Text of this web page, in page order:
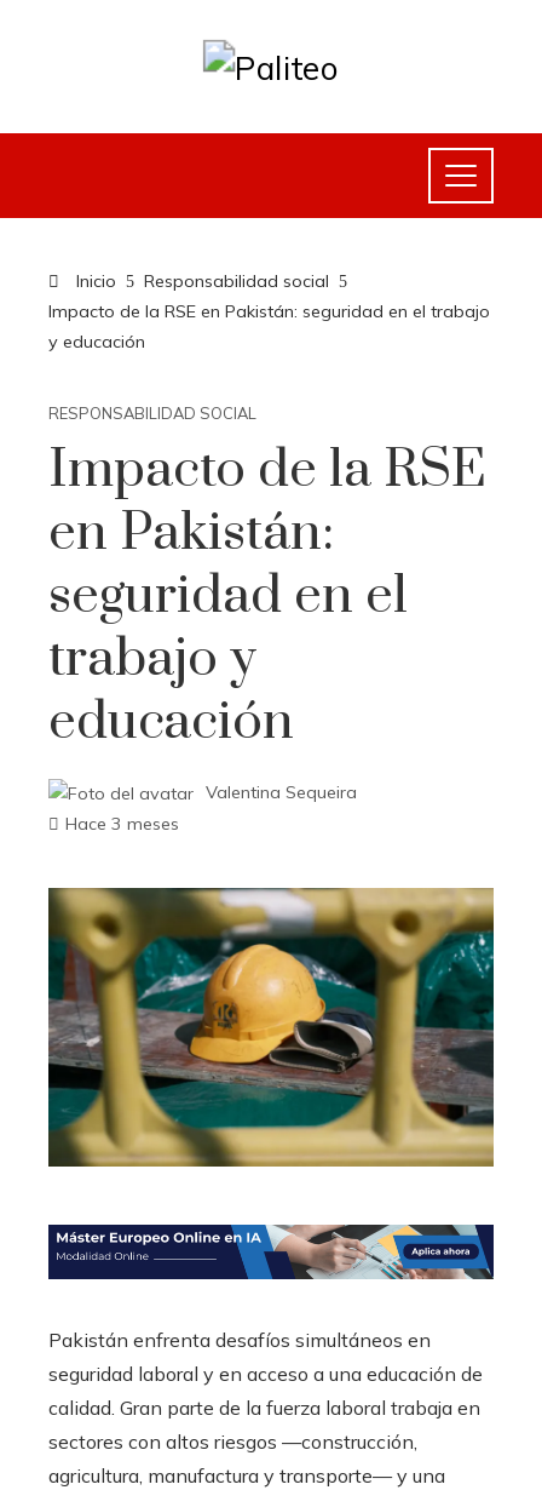
Inicio
Responsabilidad social
Impacto de la RSE en Pakistán: seguridad en el trabajo
y educación
RESPONSABILIDAD SOCIAL
Impacto de la RSE
en Pakistán:
seguridad en el
trabajo y
educación
Valentina Sequeira
Hace 3 meses
Pakistán enfrenta desafíos simultáneos en
seguridad laboral y en acceso a una educación de
calidad. Gran parte de la fuerza laboral trabaja en
sectores con altos riesgos —construcción,
agricultura, manufactura y transporte— y una